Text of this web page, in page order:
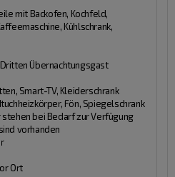
mit Backofen, Kochfeld,
Kühlschrank,
Übernachtungsgast
Smart-TV, Kleiderschrank
Fön, Spiegelschrank
stehen bei Bedarf zur Verfügung
vorhanden
Ort